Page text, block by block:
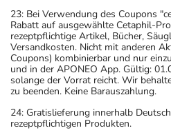
23: Bei Verwendung des Coupons
Rabatt auf ausgewählte Cetaphil-
rezeptpflichtige Artikel, Bücher,
Versandkosten. Nicht mit anderen
Coupons) kombinierbar und nur
und in der APONEO App. Gültig:
solange der Vorrat reicht. Wir
zu beenden. Keine Barauszahlung.
24: Gratislieferung innerhalb
rezeptpflichtigen Produkten.